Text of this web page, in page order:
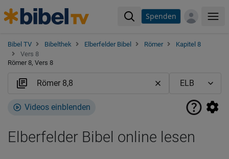
Spenden
Bibel TV Bibelthek Elberfelder Bibel Römer
Kapitel 8
Vers 8
Römer 8, Vers 8
Videos einblenden
Elberfelder Bibel online lesen